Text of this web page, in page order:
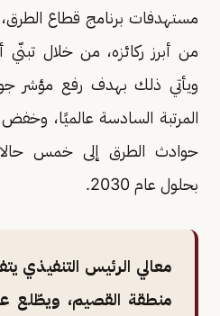
مستهدفات برنامج قطاع الطرق،
من أبرز ركائزه، من خلال تبنّي
ويأتي ذلك بهدف رفع مؤشر
المرتبة السادسة عالميًا،
بحلول عام 2030.
معالي الرئيس التنفيذي
منطقة القصيم، ويطّلع